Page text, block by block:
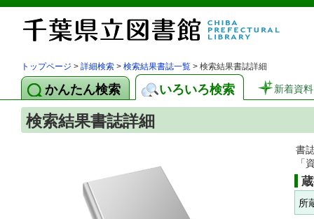
トップページ > 詳細検索 > 検索結果書誌一覧 > 検索結果書誌詳細
かんたん検索 いろいろ検索 新着資料
検索結果書誌詳細
書
「
所